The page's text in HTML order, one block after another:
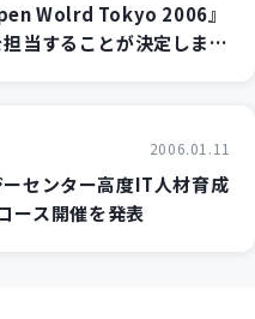
Wolrd Tokyo 2006』
当することが決定しまし
2006.01.11
センター高度IT人材育成
ース開催を発表